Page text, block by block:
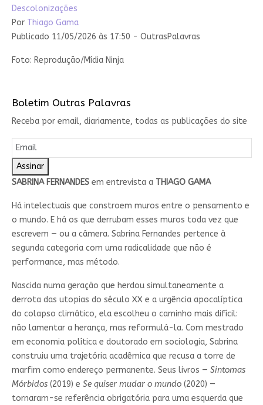
Descolonizações
Por Thiago Gama
Publicado 11/05/2026 às 17:50 - OutrasPalavras
Foto: Reprodução/Mídia Ninja
Boletim Outras Palavras
Receba por email, diariamente, todas as publicações do site
Assinar
SABRINA FERNANDESem entrevista a THIAGO GAMA
Há intelectuais que constroem muros entre o pensamento e
o mundo. E há os que derrubam esses muros toda vez que
escrevem — ou a câmera. Sabrina Fernandes pertence à
segunda categoria com uma radicalidade que não é
performance, mas método.
Nascida numa geração que herdou simultaneamente a
derrota das utopias do século XX e a urgência apocalíptica
do colapso climático, ela escolheu o caminho mais difícil:
não lamentar a herança, mas reformulá-la. Com mestrado
em economia política e doutorado em sociologia, Sabrina
construiu uma trajetória acadêmica que recusa a torre de
marfim como endereço permanente. Seus livros — Sintomas
Mórbidos(2019) e Se quiser mudar o mundo(2020) —
tornaram-se referência obrigatória para uma esquerda que